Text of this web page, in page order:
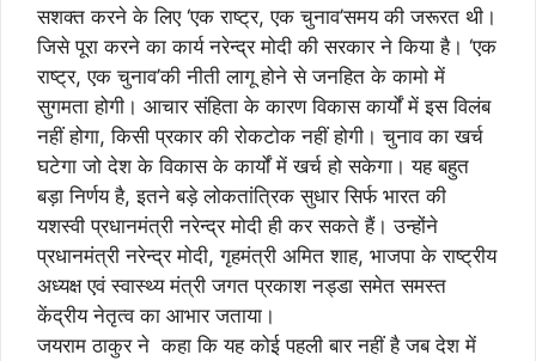
सशक्त करने के लिए ‘एक राष्ट्र, एक चुनाव’समय की जरूरत थी।
जिसे पूरा करने का कार्य नरेन्द्र मोदी की सरकार ने किया है। ‘एक
राष्ट्र, एक चुनाव’की नीती लागू होने से जनहित के कामो में
सुगमता होगी। आचार संहिता के कारण विकास कार्यों में इस विलंब
नहीं होगा, किसी प्रकार की रोकटोक नहीं होगी। चुनाव का खर्च
घटेगा जो देश के विकास के कार्यों में खर्च हो सकेगा। यह बहुत
बड़ा निर्णय है, इतने बड़े लोकतांत्रिक सुधार सिर्फ भारत की
यशस्वी प्रधानमंत्री नरेन्द्र मोदी ही कर सकते हैं। उन्होंने
प्रधानमंत्री नरेन्द्र मोदी, गृहमंत्री अमित शाह, भाजपा के राष्ट्रीय
अध्यक्ष एवं स्वास्थ्य मंत्री जगत प्रकाश नड्डा समेत समस्त
केंद्रीय नेतृत्व का आभार जताया।
जयराम ठाकुर ने कहा कि यह कोई पहली बार नहीं है जब देश में